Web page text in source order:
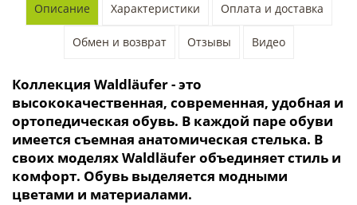
Описание Характеристики Оплата и доставка
Обмен и возврат Отзывы Видео
Коллекция Waldläufer- это
высококачественная, современная, удобная и
ортопедическая обувь. В каждой паре обуви
имеется съемная анатомическая стелька. В
своих моделях Waldläufer объединяет стиль и
комфорт. Обувь выделяется модными
цветами и материалами.